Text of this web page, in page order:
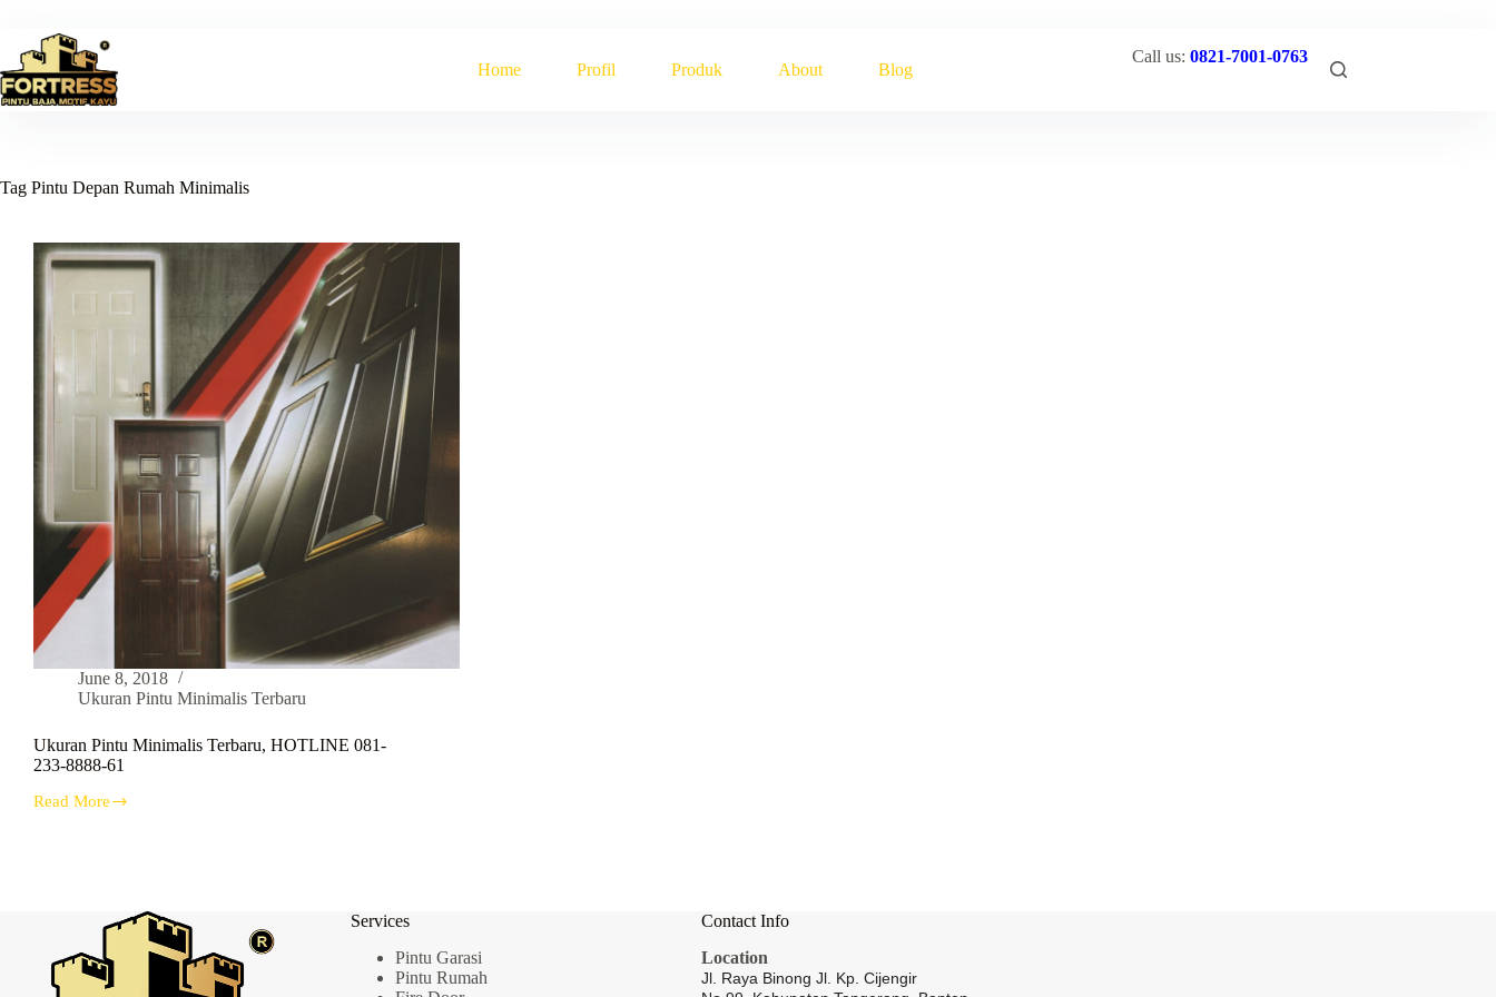
content
Home
Profil Produk About Blog
Call us: 0821-7001-0763
Tag Pintu Depan Rumah Minimalis
June 8, 2018
Ukuran Pintu Minimalis Terbaru
Ukuran Pintu Minimalis Terbaru, HOTLINE 081-
233-8888-61
Read More
Ukuran
Services
Pintu Garasi
Pintu Rumah
Contact Info
Location
Jl. Raya Binong Jl. Kp. Cijengir